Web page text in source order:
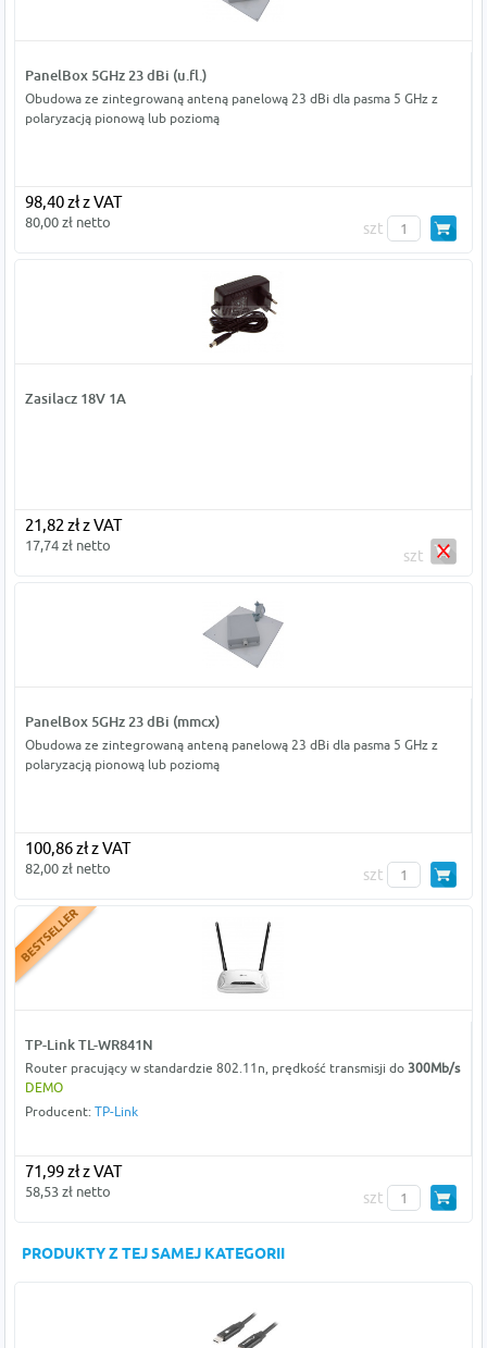
PanelBox 5GHz 23 dBi (u.fl.)
Obudowa ze zintegrowaną anteną panelową 23 dBi dla pasma 5 GHz z
polaryzacją pionową lub poziomą
98,40 zł z VAT
80,00 zł netto szt
Zasilacz 18V 1A
21,82 zł z VAT
17,74 zł netto
szt
PanelBox 5GHz 23 dBi (mmcx)
Obudowa ze zintegrowaną anteną panelową 23 dBi dla pasma 5 GHz z
polaryzacją pionową lub poziomą
100,86 zł z VAT
82,00 zł netto szt
TP-Link TL-WR841N
Router pracujący w standardzie 802.11n, prędkość transmisji do 300Mb/s
DEMO
Producent: TP-Link
71,99 zł z VAT
58,53 zł netto szt
PRODUKTY Z TEJ SAMEJ KATEGORII